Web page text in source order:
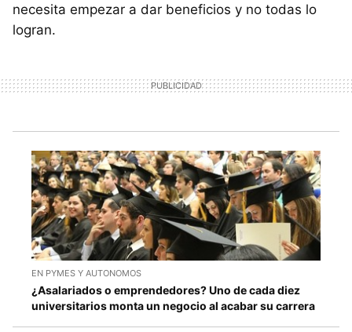
necesita empezar a dar beneficios y no todas lo
logran.
EN PYMES Y AUTONOMOS
¿Asalariados o emprendedores? Uno de cada diez
universitarios monta un negocio al acabar su carrera